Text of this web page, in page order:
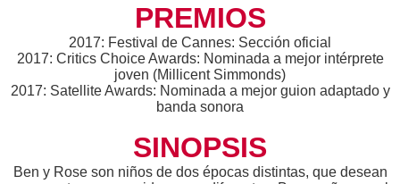
PREMIOS
2017: Festival de Cannes: Sección oficial
2017: Critics Choice Awards: Nominada a mejor intérprete
joven (Millicent Simmonds)
2017: Satellite Awards: Nominada a mejor guion adaptado y
banda sonora
SINOPSIS
Ben y Rose son niños de dos épocas distintas, que desean